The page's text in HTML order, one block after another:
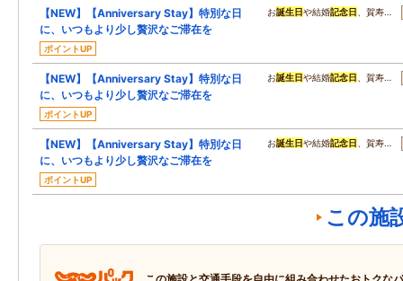
【NEW】【Anniversary Stay】特別な日
に、いつもより少し贅沢なご滞在を
ポイントUP
お誕生日や結婚記念日 、賀寿…
【NEW】【Anniversary Stay】特別な日
に、いつもより少し贅沢なご滞在を
ポイントUP
お誕生日や結婚記念日 、賀寿…
【NEW】【Anniversary Stay】特別な日
に、いつもより少し贅沢なご滞在を
ポイントUP
お誕生日や結婚記念日 、賀寿…
この施